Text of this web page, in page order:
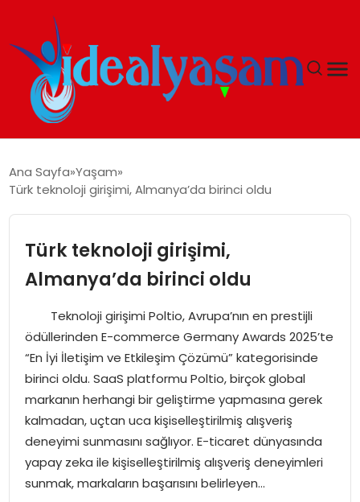
EKONOMI
İDEAL YAŞAM
İDEAL SPOR
YAŞAM
MAGAZIN
SAĞLIK
SOSYAL HABER
Ana Sayfa Yaşam
Türk teknoloji girişimi, Almanya’da birinci oldu
Türk teknoloji girişimi,
Almanya’da birinci oldu
Teknoloji girişimi Poltio, Avrupa’nın en prestijli
ödüllerinden E-commerce Germany Awards 2025’te
“En İyi İletişim ve Etkileşim Çözümü” kategorisinde
birinci oldu. SaaS platformu Poltio, birçok global
markanın herhangi bir geliştirme yapmasına gerek
kalmadan, uçtan uca kişiselleştirilmiş alışveriş
deneyimi sunmasını sağlıyor. E-ticaret dünyasında
yapay zeka ile kişiselleştirilmiş alışveriş deneyimleri
sunmak, markaların başarısını belirleyen…